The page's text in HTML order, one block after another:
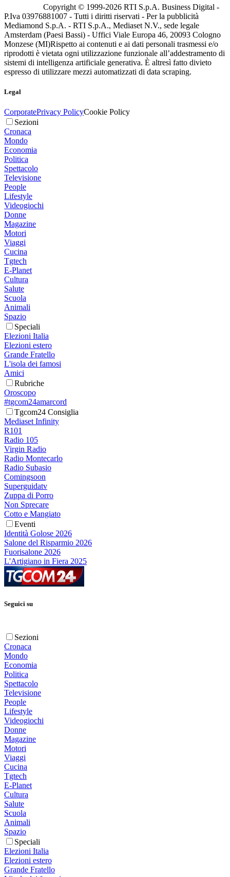
Copyright © 1999-2026 RTI S.p.A. Business Digital -
P.Iva 03976881007 - Tutti i diritti riservati - Per la pubblicità
Mediamond S.p.A. - RTI S.p.A., Mediaset N.V., sede legale
Amsterdam (Paesi Bassi) - Uffici Viale Europa 46, 20093 Cologno
Monzese (MI)Rispetto ai contenuti e ai dati personali trasmessi e/o
riprodotti è vietata ogni utilizzazione funzionale all’addestramento di
sistemi di intelligenza artificiale generativa. È altresì fatto divieto
espresso di utilizzare mezzi automatizzati di data scraping.
Legal
CorporatePrivacy PolicyCookie Policy
Sezioni
Cronaca
Mondo
Economia
Politica
Spettacolo
Televisione
People
Lifestyle
Videogiochi
Donne
Magazine
Motori
Viaggi
Cucina
Tgtech
E-Planet
Cultura
Salute
Scuola
Animali
Spazio
Speciali
Elezioni Italia
Elezioni estero
Grande Fratello
L'isola dei famosi
Amici
Rubriche
Oroscopo
#tgcom24amarcord
Tgcom24 Consiglia
Mediaset Infinity
R101
Radio 105
Virgin Radio
Radio Montecarlo
Radio Subasio
Comingsoon
Superguidatv
Zuppa di Porro
Non Sprecare
Cotto e Mangiato
Eventi
Identità Golose 2026
Salone del Risparmio 2026
Fuorisalone 2026
L'Artigiano in Fiera 2025
Seguici su
Sezioni
Cronaca
Mondo
Economia
Politica
Spettacolo
Televisione
People
Lifestyle
Videogiochi
Donne
Magazine
Motori
Viaggi
Cucina
Tgtech
E-Planet
Cultura
Salute
Scuola
Animali
Spazio
Speciali
Elezioni Italia
Elezioni estero
Grande Fratello